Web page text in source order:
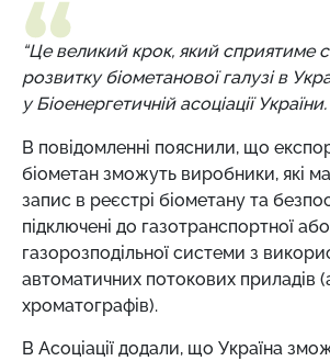
“Це великий крок, який сприятиме
розвитку біометанової галузі в
уБіоенергетичній асоціації України.
В повідомленні пояснили, що
біометан зможуть виробники, які
запис в реєстрі біометану та
підключені до газотранспортної або
газорозподільної системи з
автоматичних потокових приладів
хроматографів).
В Асоціації додали, що Україна